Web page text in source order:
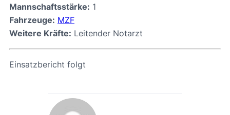
Mannschaftsstärke: 1
Fahrzeuge: MZF
Weitere Kräfte: Leitender Notarzt
Einsatzbericht folgt